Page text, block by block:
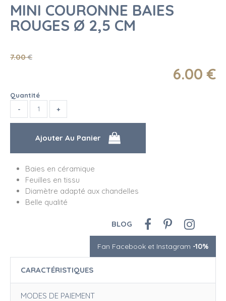
MINI COURONNE BAIES
ROUGES Ø 2,5 CM
7.00 €
6.00 €
Quantité
Baies en céramique
Feuilles en tissu
Diamètre adapté aux chandelles
Belle qualité
BLOG
Fan Facebook et Instagram -10%
CARACTÉRISTIQUES
MODES DE PAIEMENT